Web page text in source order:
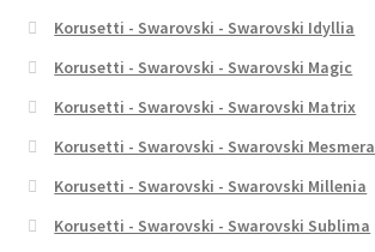
Korusetti - Swarovski - Swarovski Idyllia
Korusetti - Swarovski - Swarovski Magic
Korusetti - Swarovski - Swarovski Matrix
Korusetti - Swarovski - Swarovski Mesmera
Korusetti - Swarovski - Swarovski Millenia
Korusetti - Swarovski - Swarovski Sublima